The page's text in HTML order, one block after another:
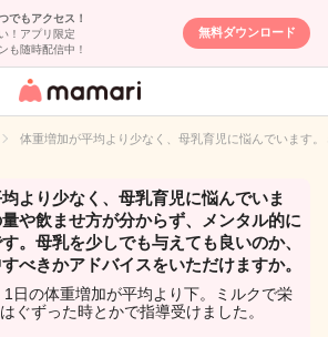
でもアクセス！
！アプリ限定
も随時配信中！
無料ダウンロード
女性専用匿名QA
イト
体重増加が平均より少なく、母乳育児に悩んでいます
より少なく、母乳育児に悩んでいま
や飲ませ方が分からず、メンタル的に
。母乳を少しでも与えても良いのか、
べきかアドバイスをいただけますか。
1日の体重増加が平均より下。ミルクで栄
ぐずった時とかで指導受けました。